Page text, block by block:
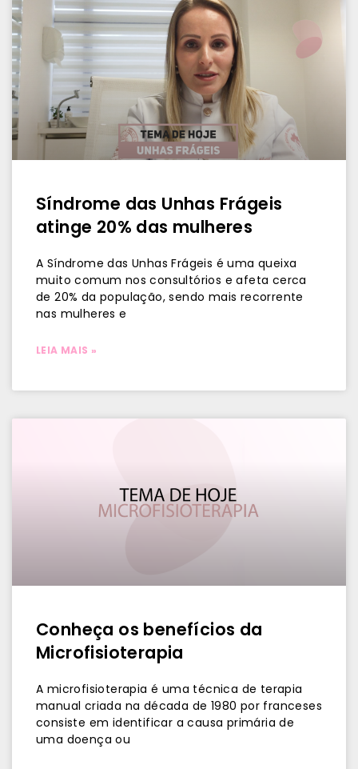
Síndrome das Unhas Frágeis
atinge 20% das mulheres
A Síndrome das Unhas Frágeis é uma queixa
muito comum nos consultórios e afeta cerca
de 20% da população, sendo mais recorrente
nas mulheres e
LEIA MAIS »
Conheça os benefícios da
Microfisioterapia
A microfisioterapia é uma técnica de terapia
manual criada na década de 1980 por franceses
consiste em identificar a causa primária de
uma doença ou